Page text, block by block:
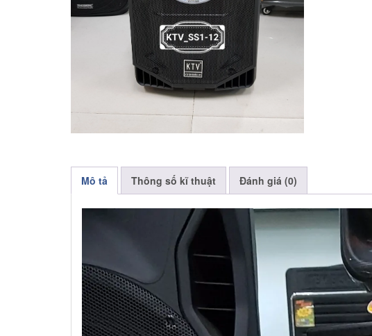
Mô tả Thông số kĩ thuật Đánh giá (0)